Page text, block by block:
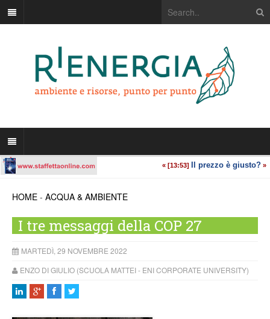
HOME - ACQUA & AMBIENTE
I tre messaggi della COP 27
MARTEDÌ, 29 NOVEMBRE 2022
ENZO DI GIULIO (SCUOLA MATTEI - ENI CORPORATE UNIVERSITY)